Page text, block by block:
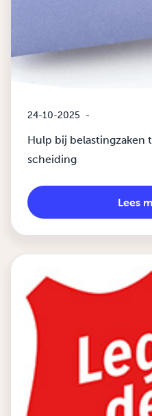
24-10-2025 -
Hulp bij belastingzaken
scheiding
Lees